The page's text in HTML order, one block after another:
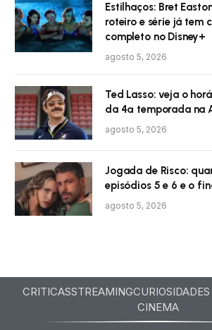
Estilhaços: Bret
roteiro e série já tem
completo no Disney+
agosto 5, 2026
Ted Lasso: veja o
da 4ª temporada na
agosto 5, 2026
Jogada de Risco:
episódios 5 e 6 e o
agosto 5, 2026
CRITICASSTREAMING
CINEMA